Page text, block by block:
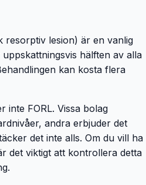
resorptiv lesion) är en vanlig
hälften av alla
kan kosta flera
inte FORL. Vissa bolag
andra erbjuder det
det inte alls. Om du vill ha
det viktigt att kontrollera detta